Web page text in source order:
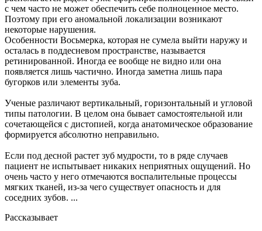
с чем часто не может обеспечить себе полноценное место.
Поэтому при его аномальной локализации возникают
некоторые нарушения.
Особенности Восьмерка, которая не сумела выйти наружу и
осталась в поддесневом пространстве, называется
ретинированной. Иногда ее вообще не видно или она
появляется лишь частично. Иногда заметна лишь пара
бугорков или элементы зуба.
Ученые различают вертикальный, горизонтальный и угловой
типы патологии. В целом она бывает самостоятельной или
сочетающейся с дистопией, когда анатомическое образование
формируется абсолютно неправильно.
Если под десной растет зуб мудрости, то в ряде случаев
пациент не испытывает никаких неприятных ощущений. Но
очень часто у него отмечаются воспалительные процессы
мягких тканей, из-за чего существует опасность и для
соседних зубов. ...
Рассказывает